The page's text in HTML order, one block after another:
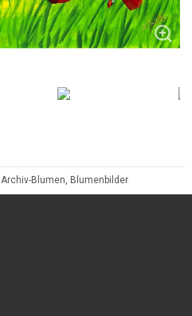
Archiv-Blumen, Blumenbilder